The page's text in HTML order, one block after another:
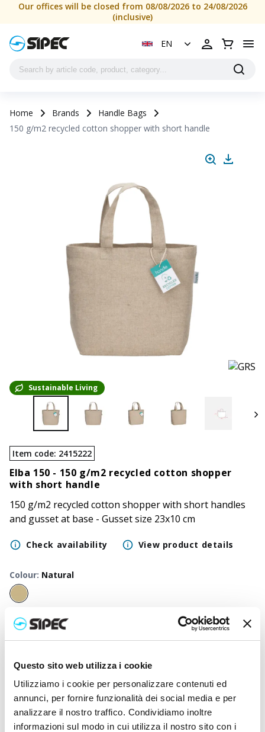
Questo sito web utilizza i cookie
Utilizziamo i cookie per personalizzare contenuti ed
annunci, per fornire funzionalità dei social media e per
analizzare il nostro traffico. Condividiamo inoltre
informazioni sul modo in cui utilizza il nostro sito con i
Our offices will be closed from 08/08/2026 to 24/08/2026
(inclusive)
EN
Home Brands
Handle Bags
150 g/m2 recycled cotton shopper with short handle
Sustainable Living
Item code: 2415222
Elba 150 - 150 g/m2 recycled cotton shopper
with short handle
150 g/m2 recycled cotton shopper with short handles
and gusset at base - Gusset size 23x10 cm
Check availability View product details
Colour: Natural
50 500+ 1000+ 2500
1,500€ 1,500€ 1,500€ 1,500€ 1,500€ 1,500€
Printed
price
2,480€ 2,433€ 2,385€